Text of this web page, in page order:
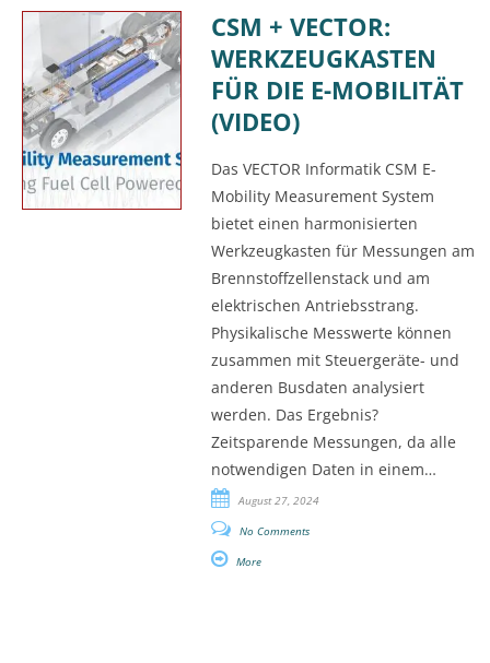
CSM + VECTOR:
WERKZEUGKASTEN
FÜR DIE E-MOBILITÄT
(VIDEO)
Das VECTOR Informatik CSM E-
Mobility Measurement System
bietet einen harmonisierten
Werkzeugkasten für Messungen am
Brennstoffzellenstack und am
elektrischen Antriebsstrang.
Physikalische Messwerte können
zusammen mit Steuergeräte- und
anderen Busdaten analysiert
werden. Das Ergebnis?
Zeitsparende Messungen, da alle
notwendigen Daten in einem…
August 27, 2024
No Comments
More